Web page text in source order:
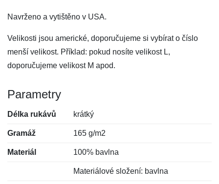
Navrženo a vytištěno v USA.
Velikosti jsou americké, doporučujeme si vybírat o číslo
menší velikost. Příklad: pokud nosíte velikost L,
doporučujeme velikost M apod.
Parametry
Délka rukávů krátký
Gramáž 165 g/m2
Materiál 100% bavlna
Materiálové složení: bavlna